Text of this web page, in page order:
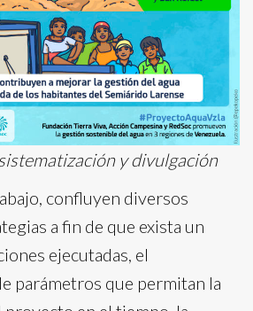
y divulgación
confluyen diversos
a fin de que exista un
ejecutadas, el
parámetros que permitan la